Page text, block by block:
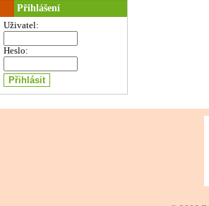
Přihlášení
Uživatel:
Heslo: